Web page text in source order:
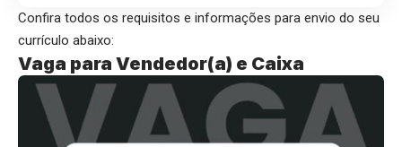
Confira todos os requisitos e informações para envio do seu
currículo abaixo:
Vaga para Vendedor(a) e Caixa